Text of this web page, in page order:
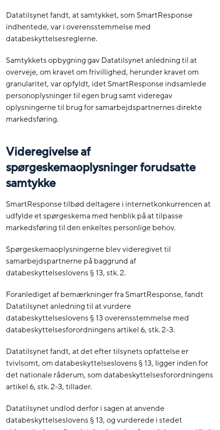
Datatilsynet fandt, at samtykket, som SmartResponse
indhentede, var i overensstemmelse med
databeskyttelsesreglerne.
Samtykkets opbygning gav Datatilsynet anledning til at
overveje, om kravet om frivillighed, herunder kravet om
granularitet, var opfyldt, idet SmartResponse indsamlede
personoplysninger til egen brug samt videregav
oplysningerne til brug for samarbejdspartnernes direkte
markedsføring.
Videregivelse af
spørgeskemaoplysninger forudsatte
samtykke
SmartResponse tilbød deltagere i internetkonkurrencen at
udfylde et spørgeskema med henblik på at tilpasse
markedsføring til den enkeltes personlige behov.
Spørgeskemaoplysningerne blev videregivet til
samarbejdspartnerne på baggrund af
databeskyttelseslovens § 13, stk. 2.
Foranlediget af bemærkninger fra SmartResponse, fandt
Datatilsynet anledning til at vurdere
databeskyttelseslovens § 13 overensstemmelse med
databeskyttelsesforordningens artikel 6, stk. 2-3.
Datatilsynet fandt, at det efter tilsynets opfattelse er
tvivlsomt, om databeskyttelseslovens § 13, ligger inden for
det nationale råderum, som databeskyttelsesforordningens
artikel 6, stk. 2-3, tillader.
Datatilsynet undlod derfor i sagen at anvende
databeskyttelseslovens § 13, og vurderede i stedet